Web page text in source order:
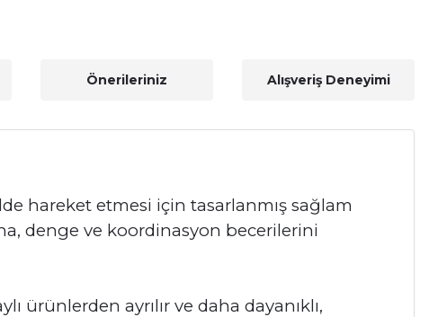
Önerileriniz Alışveriş Deneyimi
hareket etmesi için tasarlanmış sağlam
denge ve koordinasyon becerilerini
ürünlerden ayrılır ve daha dayanıklı,